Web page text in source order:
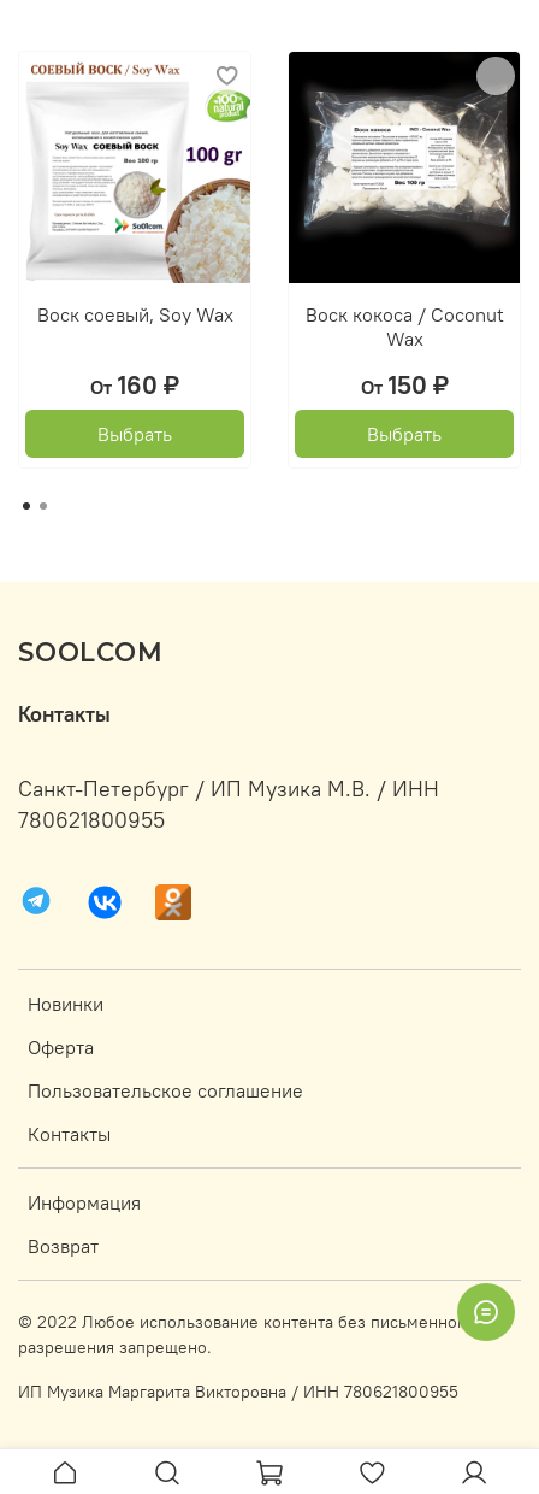
Воск соевый, Soy Wax
От 160 ₽
Выбрать
Воск кокоса / Coconut
Wax
От150 ₽
Выбрать
SOOLCOM
Новинки
Оферта
Пользовательское соглашение
Контакты
Информация
Возврат
Контакты
Санкт-Петербург / ИП Музика М.В. / ИНН
780621800955
© 2022 Любое использование контента без письменного
разрешения запрещено.
ИП Музика Маргарита Викторовна / ИНН 780621800955